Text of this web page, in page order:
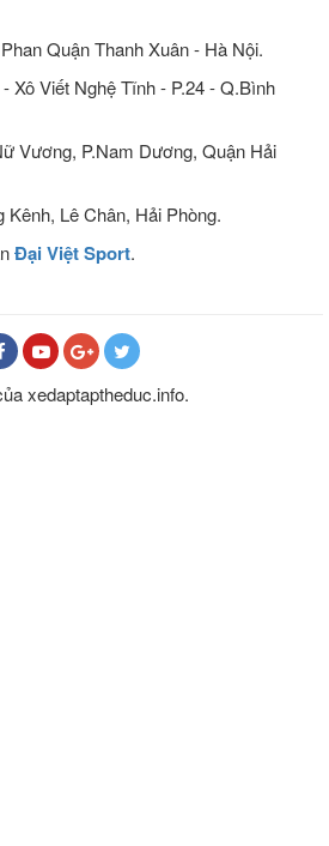
Quận Thanh Xuân - Hà Nội.
Xô Viết Nghệ Tĩnh - P.24 - Q.Bình
Vương, P.Nam Dương, Quận Hải
Kênh, Lê Chân, Hải Phòng.
Đại Việt Sport.
xedaptaptheduc.info.